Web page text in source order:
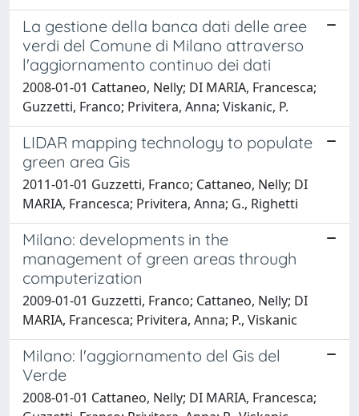
La gestione della banca dati delle aree
verdi del Comune di Milano attraverso
l'aggiornamento continuo dei dati
2008-01-01 Cattaneo, Nelly; DI MARIA, Francesca;
Guzzetti, Franco; Privitera, Anna; Viskanic, P.
LIDAR mapping technology to populate
green area Gis
2011-01-01 Guzzetti, Franco; Cattaneo, Nelly; DI
MARIA, Francesca; Privitera, Anna; G., Righetti
Milano: developments in the
management of green areas through
computerization
2009-01-01 Guzzetti, Franco; Cattaneo, Nelly; DI
MARIA, Francesca; Privitera, Anna; P., Viskanic
Milano: l'aggiornamento del Gis del
Verde
2008-01-01 Cattaneo, Nelly; DI MARIA, Francesca;